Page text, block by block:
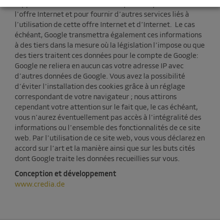
l’offre Internet et pour fournir d’autres services liés à
l’utilisation de cette offre Internet et d’Internet. Le cas
échéant, Google transmettra également ces informations
à des tiers dans la mesure où la législation l’impose ou que
des tiers traitent ces données pour le compte de Google:
Google ne reliera en aucun cas votre adresse IP avec
d’autres données de Google. Vous avez la possibilité
d’éviter l’installation des cookies grâce à un réglage
correspondant de votre navigateur ; nous attirons
cependant votre attention sur le fait que, le cas échéant,
vous n’aurez éventuellement pas accès à l’intégralité des
informations ou l’ensemble des fonctionnalités de ce site
web. Par l’utilisation de ce site web, vous vous déclarez en
accord sur l’art et la manière ainsi que sur les buts cités
dont Google traite les données recueillies sur vous.
Conception et développement
www.credia.de